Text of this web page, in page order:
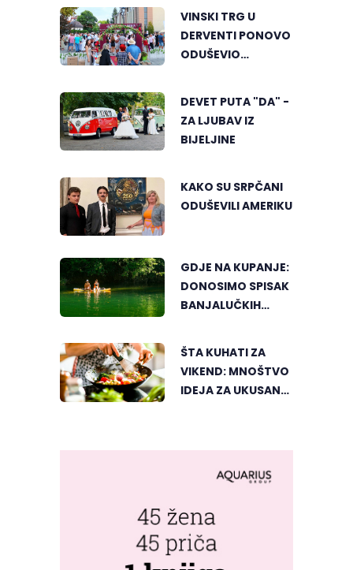
VINSKI TRG U
DERVENTI PONOVO
ODUŠEVIO
DEVET PUTA "DA" -
ZA LJUBAV IZ
BIJELJINE
KAKO SU SRPČANI
ODUŠEVILI AMERIKU
GDJE NA KUPANJE:
DONOSIMO SPISAK
BANJALUČKIH
OSVJEŽENJE
TEKOM LJETNIH
ŠTA KUHATI ZA
VIKEND: MNOŠTVO
IDEJA ZA UKUSAN